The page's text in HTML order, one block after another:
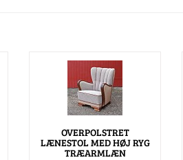
OVERPOLSTRET
LÆNESTOL MED HØJ RYG
TRÆARMLÆN